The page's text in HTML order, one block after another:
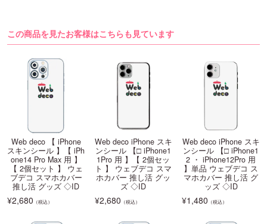
この商品を見たお客様はこちらも見ています
Web deco 【 iPhone
スキンシール 】【 iPh
one14 Pro Max 用 】
【 2個セット 】 ウェ
ブデコ スマホカバー
推し活 グッズ ◇ID
¥2,680 （税込）
Web deco iPhone スキ
ンシール 【□ iPhone1
1Pro 用 】【 2個セッ
ト 】 ウェブデコ スマ
ホカバー 推し活 グッ
ズ ◇ID
¥2,680 （税込）
Web deco iPhone スキ
ンシール 【□ iPhone1
2 ・ iPhone12Pro 用
】単品 ウェブデコ ス
マホカバー 推し活 グ
ッズ ◇ID
¥1,480 （税込）